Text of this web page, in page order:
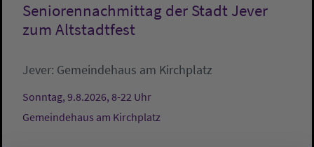
Seniorennachmittag der Stadt Jever
zum Altstadtfest
Jever: Gemeindehaus am Kirchplatz
Sonntag, 9.8.2026, 8-22 Uhr
Gemeindehaus am Kirchplatz